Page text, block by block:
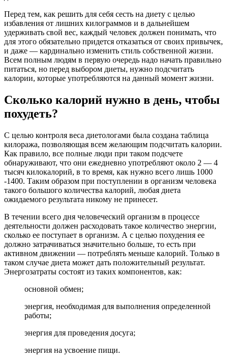
Перед тем, как решить для себя сесть на диету с целью
избавления от лишних килограммов и в дальнейшем
удерживать свой вес, каждый человек должен понимать, что
для этого обязательно придется отказаться от своих привычек,
и даже — кардинально изменить стиль собственной жизни.
Всем полным людям в первую очередь надо начать правильно
питаться, но перед выбором диеты, нужно подсчитать
калории, которые употребляются на данный момент жизни.
Сколько калорий нужно в день, чтобы
похудеть?
С целью контроля веса диетологами была создана таблица
килоража, позволяющая всем желающим подсчитать калории.
Как правило, все полные люди при таком подсчете
обнаруживают, что они ежедневно употребляют около 2 — 4
тысяч килокалорий, в то время, как нужно всего лишь 1000
-1400. Таким образом при поступлении в организм человека
такого большого количества калорий, любая диета
ожидаемого результата никому не принесет.
В течении всего дня человеческий организм в процессе
деятельности должен расходовать такое количество энергии,
сколько ее поступает в организм. А с целью похудения ее
должно затрачиваться значительно больше, то есть при
активном движении — потреблять меньше калорий. Только в
таком случае диета может дать положительный результат.
Энергозатраты состоят из таких компонентов, как:
основной обмен;
энергия, необходимая для выполнения определенной
работы;
энергия для проведения досуга;
энергия на усвоение пищи.